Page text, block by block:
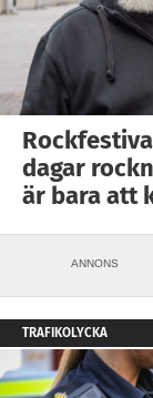
dagar
är bara att
ANNONS
TRAFIKOLYCKA